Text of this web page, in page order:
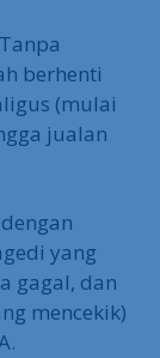
berhenti
(mulai
jualan
yang
gagal, dan
mencekik)